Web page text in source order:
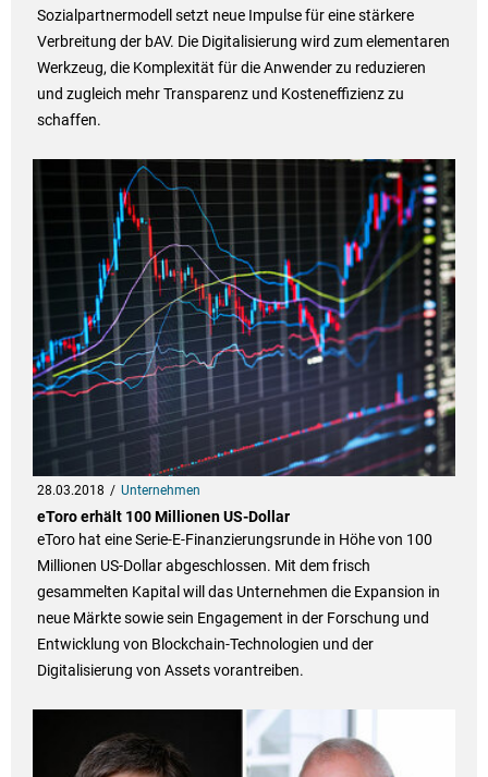
Sozialpartnermodell setzt neue Impulse für eine stärkere
Verbreitung der bAV. Die Digitalisierung wird zum elementaren
Werkzeug, die Komplexität für die Anwender zu reduzieren
und zugleich mehr Transparenz und Kosteneffizienz zu
schaffen.
28.03.2018 Unternehmen
eToro erhält 100 Millionen US-Dollar
eToro hat eine Serie-E-Finanzierungsrunde in Höhe von 100
Millionen US-Dollar abgeschlossen. Mit dem frisch
gesammelten Kapital will das Unternehmen die Expansion in
neue Märkte sowie sein Engagement in der Forschung und
Entwicklung von Blockchain-Technologien und der
Digitalisierung von Assets vorantreiben.